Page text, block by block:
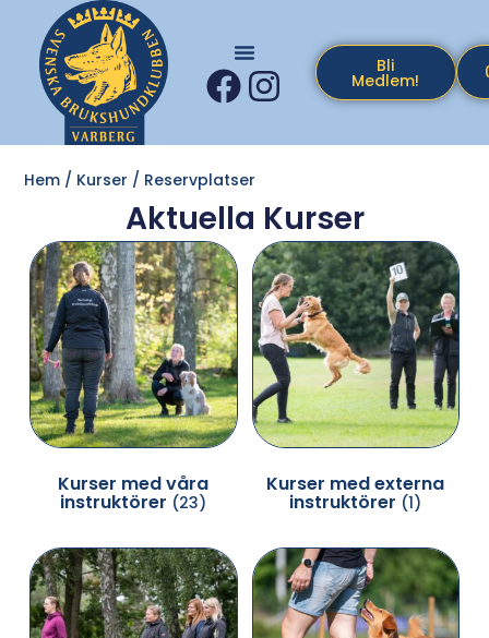
Bli
Medlem!
Hem / Kurser / Reservplatser
Aktuella Kurser
Kurser med våra
instruktörer (23)
Kurser med externa
instruktörer (1)